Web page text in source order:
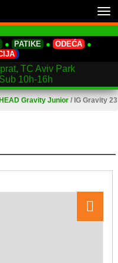
● PATIKE ● ODEĆA ●
TC Aviv Park
10h-16h
HEAD Gravity Junior / IG Gravity 23